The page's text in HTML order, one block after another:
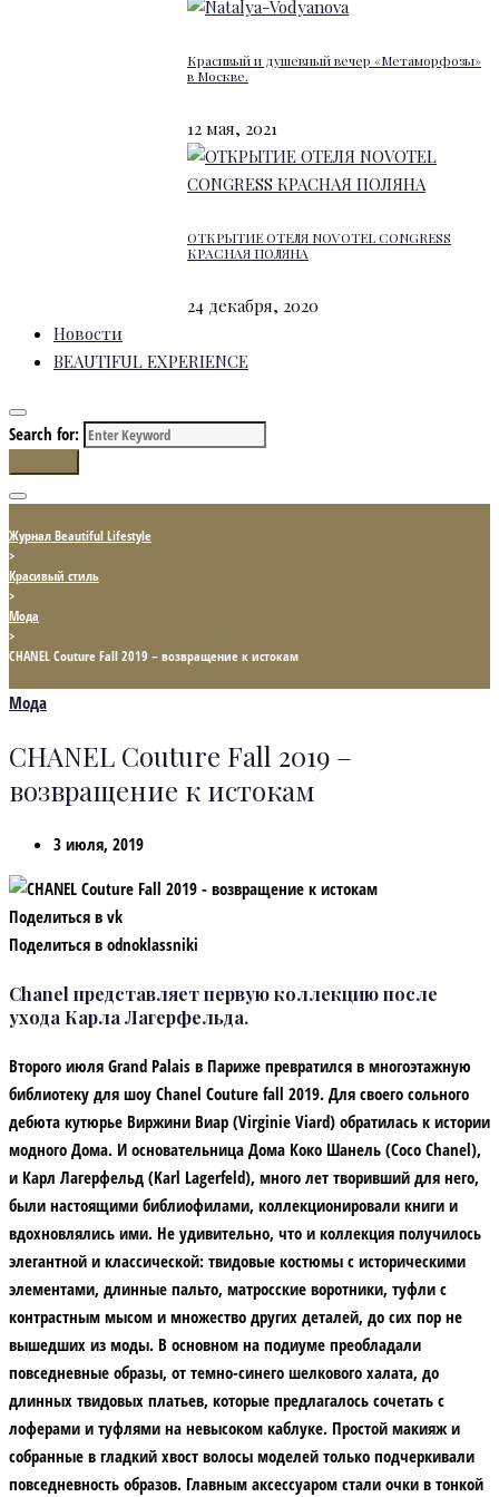
Красивый и душевный вечер «Метаморфозы»
в Москве.
12 мая, 2021
ОТКРЫТИЕ ОТЕЛЯ NOVOTEL CONGRESS
КРАСНАЯ ПОЛЯНА
24 декабря, 2020
Новости
BEAUTIFUL EXPERIENCE
Search for:
Журнал Beautiful Lifestyle
>
Красивый стиль
>
Мода
>
CHANEL Couture Fall 2019 – возвращение к истокам
Мода
CHANEL Couture Fall 2019 –
возвращение к истокам
3 июля, 2019
Поделиться в vk
Поделиться в odnoklassniki
Chanel представляет первую коллекцию после
ухода Карла Лагерфельда.
Второго июля Grand Palais в Париже превратился в многоэтажную
библиотеку для шоу Chanel Couture fall 2019. Для своего сольного
дебюта кутюрье Виржини Виар (Virginie Viard) обратилась к истории
модного Дома. И основательница Дома Коко Шанель (Coco Chanel),
и Карл Лагерфельд (Karl Lagerfeld), много лет творивший для него,
были настоящими библиофилами, коллекционировали книги и
вдохновлялись ими. Не удивительно, что и коллекция получилось
элегантной и классической: твидовые костюмы с историческими
элементами, длинные пальто, матросские воротники, туфли с
контрастным мысом и множество других деталей, до сих пор не
вышедших из моды. В основном на подиуме преобладали
повседневные образы, от темно-синего шелкового халата, до
длинных твидовых платьев, которые предлагалось сочетать с
лоферами и туфлями на невысоком каблуке. Простой макияж и
собранные в гладкий хвост волосы моделей только подчеркивали
повседневность образов. Главным аксессуаром стали очки в тонкой